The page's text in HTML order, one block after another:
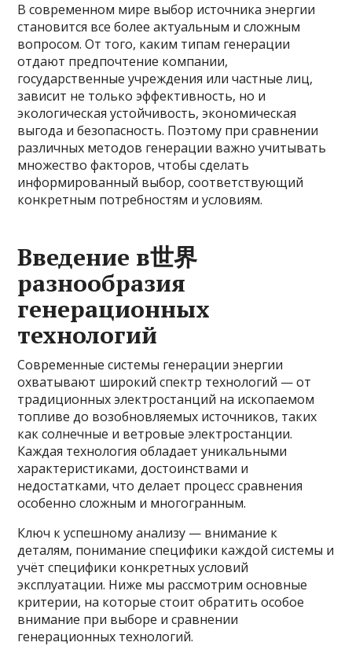
В современном мире выбор источника энергии
становится все более актуальным и сложным
вопросом. От того, каким типам генерации
отдают предпочтение компании,
государственные учреждения или частные лиц,
зависит не только эффективность, но и
экологическая устойчивость, экономическая
выгода и безопасность. Поэтому при сравнении
различных методов генерации важно учитывать
множество факторов, чтобы сделать
информированный выбор, соответствующий
конкретным потребностям и условиям.
Введение в世界
разнообразия
генерационных
технологий
Современные системы генерации энергии
охватывают широкий спектр технологий — от
традиционных электростанций на ископаемом
топливе до возобновляемых источников, таких
как солнечные и ветровые электростанции.
Каждая технология обладает уникальными
характеристиками, достоинствами и
недостатками, что делает процесс сравнения
особенно сложным и многогранным.
Ключ к успешному анализу — внимание к
деталям, понимание специфики каждой системы и
учёт специфики конкретных условий
эксплуатации. Ниже мы рассмотрим основные
критерии, на которые стоит обратить особое
внимание при выборе и сравнении
генерационных технологий.